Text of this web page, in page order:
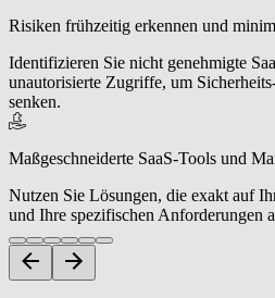
Risiken frühzeitig erkennen und
Identifizieren Sie nicht genehmigte
unautorisierte Zugriffe, um
senken.
Maßgeschneiderte SaaS-Tools und
Nutzen Sie Lösungen, die exakt auf
und Ihre spezifischen Anforderungen